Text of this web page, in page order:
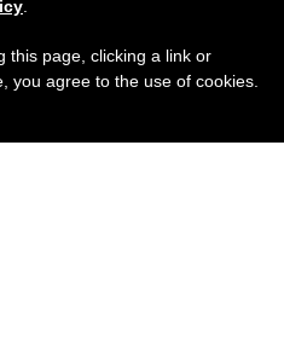
كتاب جديد تحضيراً
this page, clicking a link or
you agree to the use of cookies.